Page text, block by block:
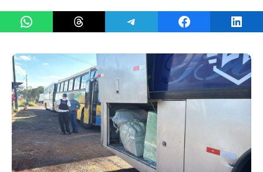
Share on WhatsAppShare on ThreadsShare on TelegramShare on Facebook